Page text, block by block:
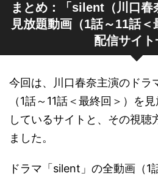
まとめ：「silent（川口春
見放題動画（1話～11話
配信サイト
今回は、川口春奈主演のドラ
（1話～11話＜最終回＞）を
しているサイトと、その視聴
ました。
ドラマ「silent」の全動画（1